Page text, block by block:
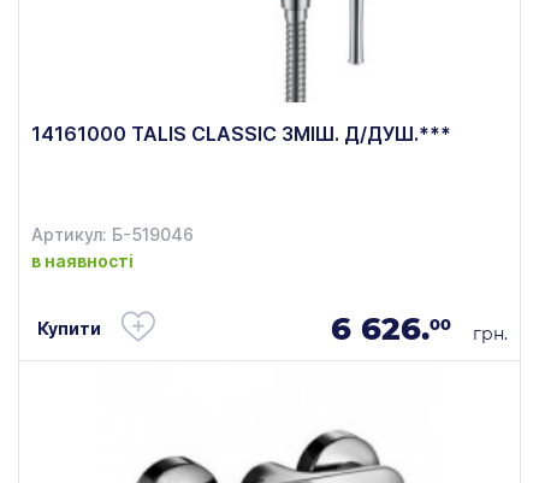
14161000 TALIS CLASSIC ЗМІШ. Д/ДУШ.***
Артикул: Б-519046
в наявності
Купити 6 626.00 грн.